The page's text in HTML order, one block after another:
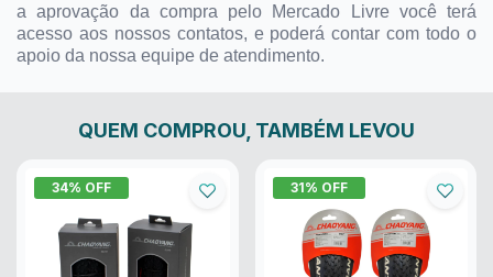
a aprovação da compra pelo Mercado Livre você terá
acesso aos nossos contatos, e poderá contar com todo o
apoio da nossa equipe de atendimento.
QUEM COMPROU, TAMBÉM LEVOU
34% OFF 31% OFF